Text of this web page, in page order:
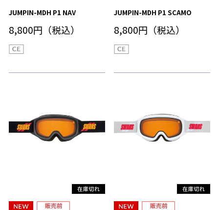
JUMPIN-MDH P1 NAV
8,800円（税込）
JUMPIN-MDH P1 SCAMO
8,800円（税込）